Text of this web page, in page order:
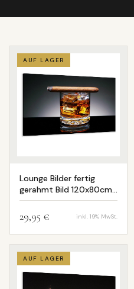
AUF LAGER
Lounge Bilder fertig
gerahmt Bild 120x80cm
XXL 5004
29,95 € inkl. 19% MwSt.
AUF LAGER